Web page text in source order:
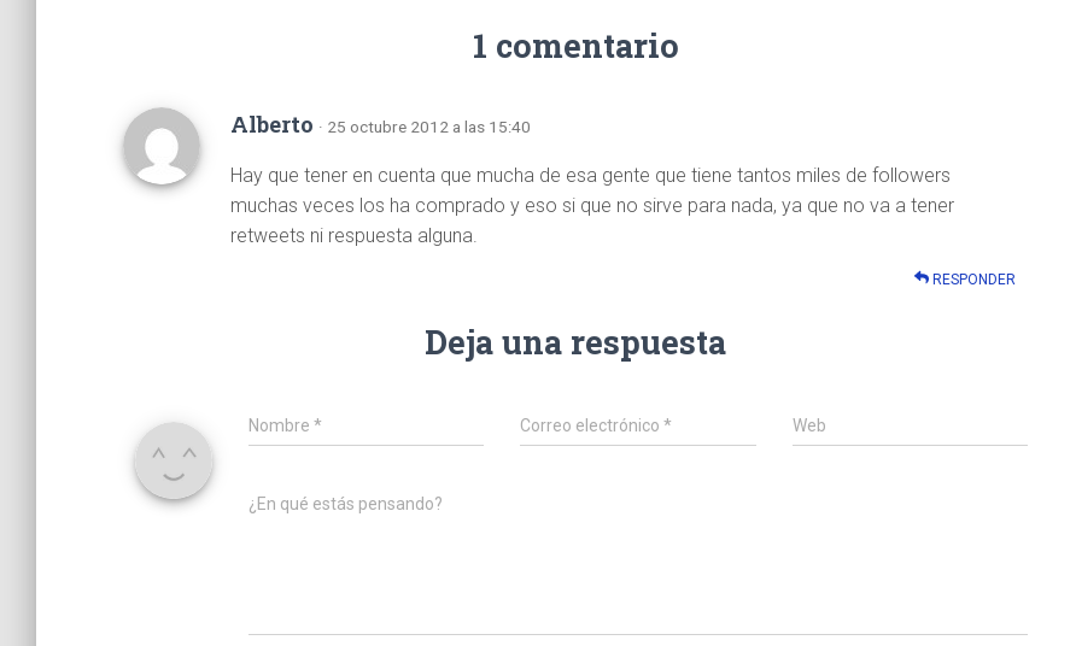
1 comentario
Alberto · 25 octubre 2012 a las 15:40
Hay que tener en cuenta que mucha de esa gente que tiene tantos miles de followers
muchas veces los ha comprado y eso si que no sirve para nada, ya que no va a tener
retweets ni respuesta alguna.
RESPONDER
Deja una respuesta
Nombre * Correo electrónico* Web
¿En qué estás pensando?